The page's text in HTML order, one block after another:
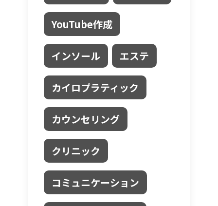
YouTube作成
インソール エステ
カイロプラティック
カウンセリング
クリニック
コミュニケーション